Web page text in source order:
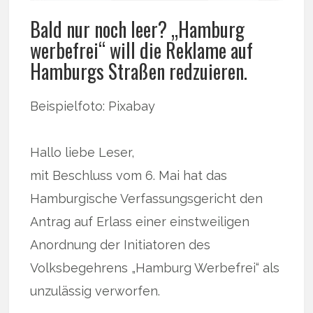
Bald nur noch leer? „Hamburg
werbefrei“ will die Reklame auf
Hamburgs Straßen redzuieren.
Beispielfoto: Pixabay
Hallo liebe Leser,
mit Beschluss vom 6. Mai hat das
Hamburgische Verfassungsgericht den
Antrag auf Erlass einer einstweiligen
Anordnung der Initiatoren des
Volksbegehrens „Hamburg Werbefrei“ als
unzulässig verworfen.